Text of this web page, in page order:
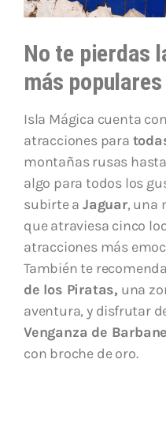
No te pierdas
más populares
Isla Mágica cuenta
atracciones para
montañas rusas
algo para todos los
subirte a Jaguar, una
que atraviesa cinco
atracciones más
También te
de los Piratas, una
aventura, y disfrutar
Venganza de
con broche de oro.